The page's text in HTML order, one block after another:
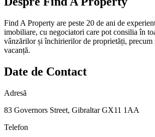
Find A Property are peste 20 de ani de
imobiliare, cu negociatori care pot consilia în
vânzărilor și închirierilor de proprietăți,
vacanță.
Date de Contact
Adresă
83 Governors Street, Gibraltar GX11 1AA
Telefon